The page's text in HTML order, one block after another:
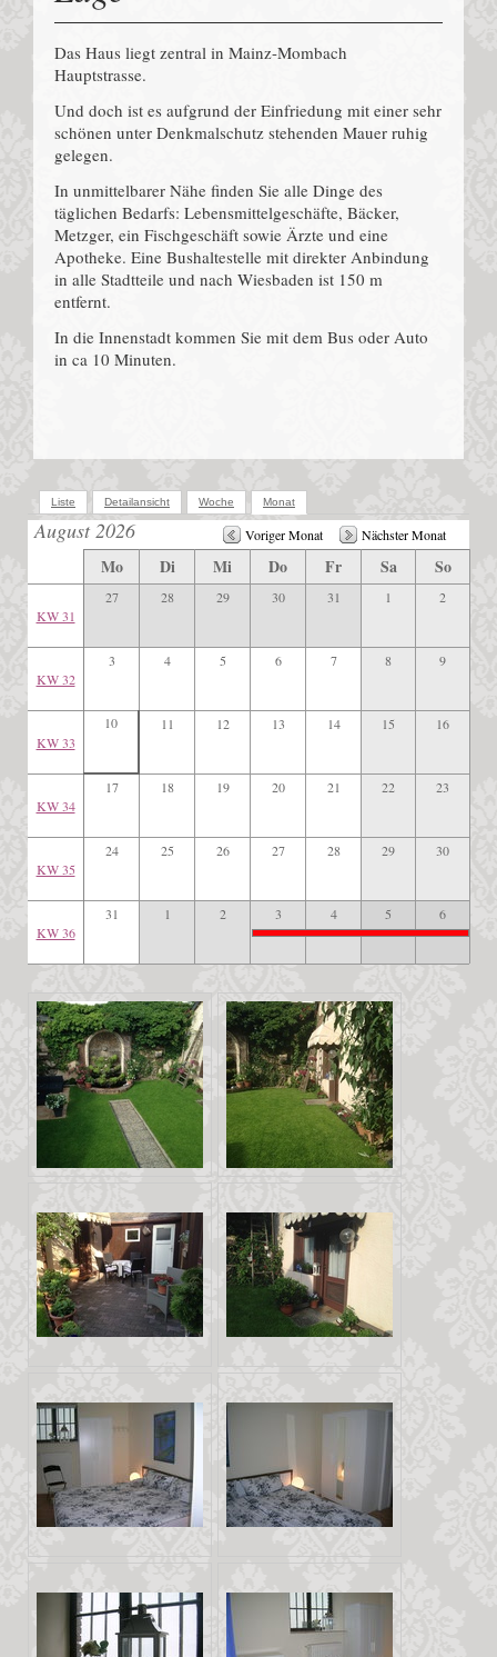
Das Haus liegt zentral in Mainz-Mombach
Hauptstrasse.
Und doch ist es aufgrund der Einfriedung mit einer sehr
schönen unter Denkmalschutz stehenden Mauer ruhig
gelegen.
In unmittelbarer Nähe finden Sie alle Dinge des
täglichen Bedarfs: Lebensmittelgeschäfte, Bäcker,
Metzger, ein Fischgeschäft sowie Ärzte und eine
Apotheke. Eine Bushaltestelle mit direkter Anbindung
in alle Stadtteile und nach Wiesbaden ist 150 m
entfernt.
In die Innenstadt kommen Sie mit dem Bus oder Auto
in ca 10 Minuten.
Liste Detailansicht Woche Monat
August 2026 Nächster Monat
Voriger Monat
Mo Di Mi Do Fr Sa So
KW 31
27 28 29 30 31 1 2
KW 32
3 4 5 6 7 8 9
KW 33
10 11 12 13 14 15 16
KW 34
17 18 19 20 21 22 23
KW 35
24 25 26 27 28 29 30
KW 36
31 1 2 3 4 5 6